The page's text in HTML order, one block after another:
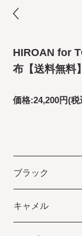
HIROAN for
布【送料無料】
価格:24,200円(税
ブラック
キャメル